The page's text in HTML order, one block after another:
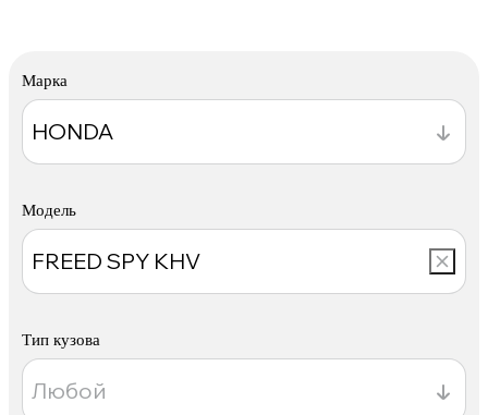
Марка
Модель
Тип кузова